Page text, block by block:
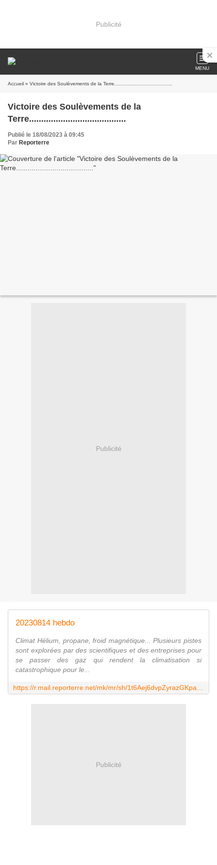
Publicité
MENU
Accueil » Victoire des Soulèvements de la Terre........................................
Victoire des Soulèvements de la
Terre........................................
Publié le 18/08/2023 à 09:45
Par Reporterre
Publicité
20230814 hebdo
Climat Hélium, propane, froid magnétique... Plusieurs pistes
sont explorées par des scientifiques et des entreprises pour
se passer des gaz qui rendent la climatisation si
catastrophique pour le...
Publicité